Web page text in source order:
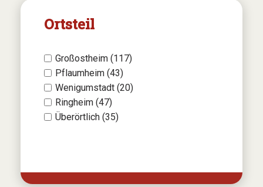
Ortsteil
Großostheim (117)
Pflaumheim (43)
Wenigumstadt (20)
Ringheim (47)
Überörtlich (35)